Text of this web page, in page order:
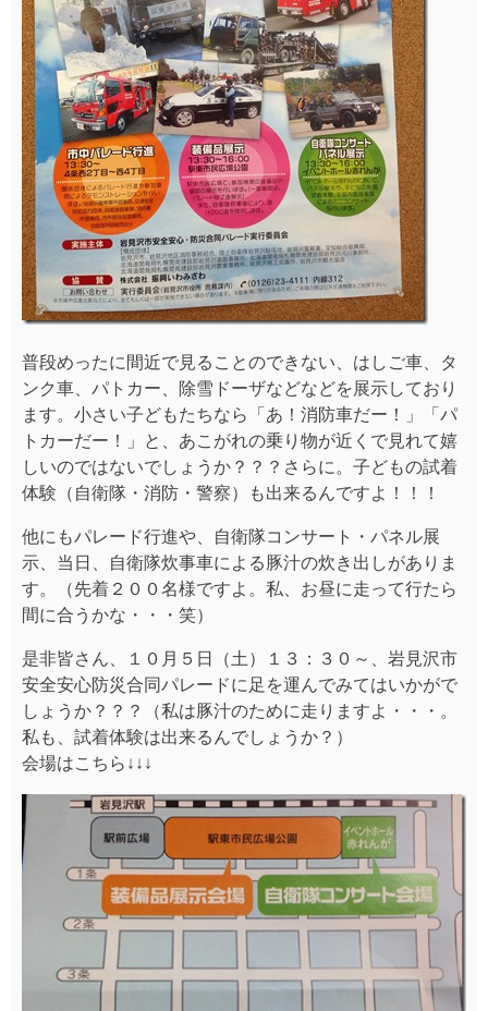
普段めったに間近で見ることのできない、はしご車、タ
ンク車、パトカー、除雪ドーザなどなどを展示しており
ます。小さい子どもたちなら「あ！消防車だー！」「パ
トカーだー！」と、あこがれの乗り物が近くで見れて嬉
しいのではないでしょうか？？？さらに。子どもの試着
体験（自衛隊・消防・警察）も出来るんですよ！！！
他にもパレード行進や、自衛隊コンサート・パネル展
示、当日、自衛隊炊事車による豚汁の炊き出しがありま
す。（先着２００名様ですよ。私、お昼に走って行たら
間に合うかな・・・笑）
是非皆さん、１０月５日（土）１３：３０～、岩見沢市
安全安心防災合同パレードに足を運んでみてはいかがで
しょうか？？？（私は豚汁のために走りますよ・・・。
私も、試着体験は出来るんでしょうか？）
会場はこちら↓↓↓